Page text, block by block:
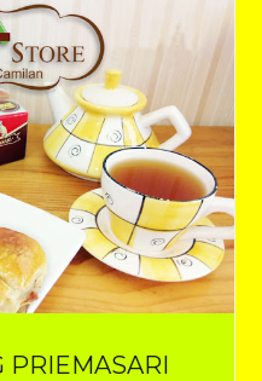
PRIEMASARI